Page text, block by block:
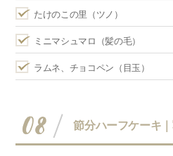
たけのこの里（ツノ）
ミニマシュマロ（髪の毛）
ラムネ、チョコペン（目玉）
08 節分ハーフケーキ